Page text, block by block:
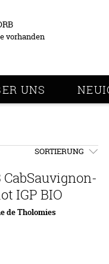
vorhanden
UNS
SORTIERUNG
CabSauvignon-
IGP BIO
de Tholomies